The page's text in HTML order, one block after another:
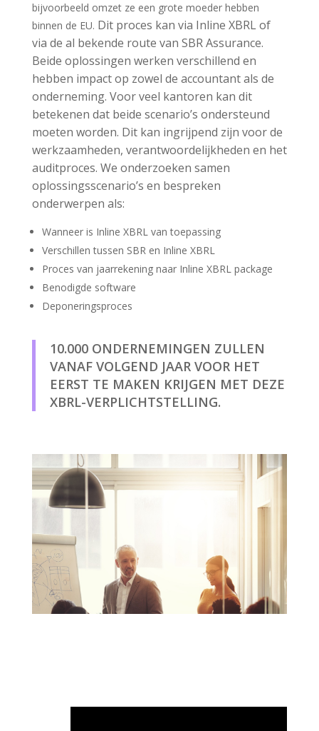
bijvoorbeeld omzet ze een grote moeder hebben
binnen de EU. Dit proces kan via Inline XBRL of
via de al bekende route van SBR Assurance.
Beide oplossingen werken verschillend en
hebben impact op zowel de accountant als de
onderneming. Voor veel kantoren kan dit
betekenen dat beide scenario’s ondersteund
moeten worden. Dit kan ingrijpend zijn voor de
werkzaamheden, verantwoordelijkheden en het
auditproces. We onderzoeken samen
oplossingsscenario’s en bespreken
onderwerpen als:
Wanneer is Inline XBRL van toepassing
Verschillen tussen SBR en Inline XBRL
Proces van jaarrekening naar Inline XBRL package
Benodigde software
Deponeringsproces
10.000 ONDERNEMINGEN ZULLEN
VANAF VOLGEND JAAR VOOR HET
EERST TE MAKEN KRIJGEN MET DEZE
XBRL-VERPLICHTSTELLING.